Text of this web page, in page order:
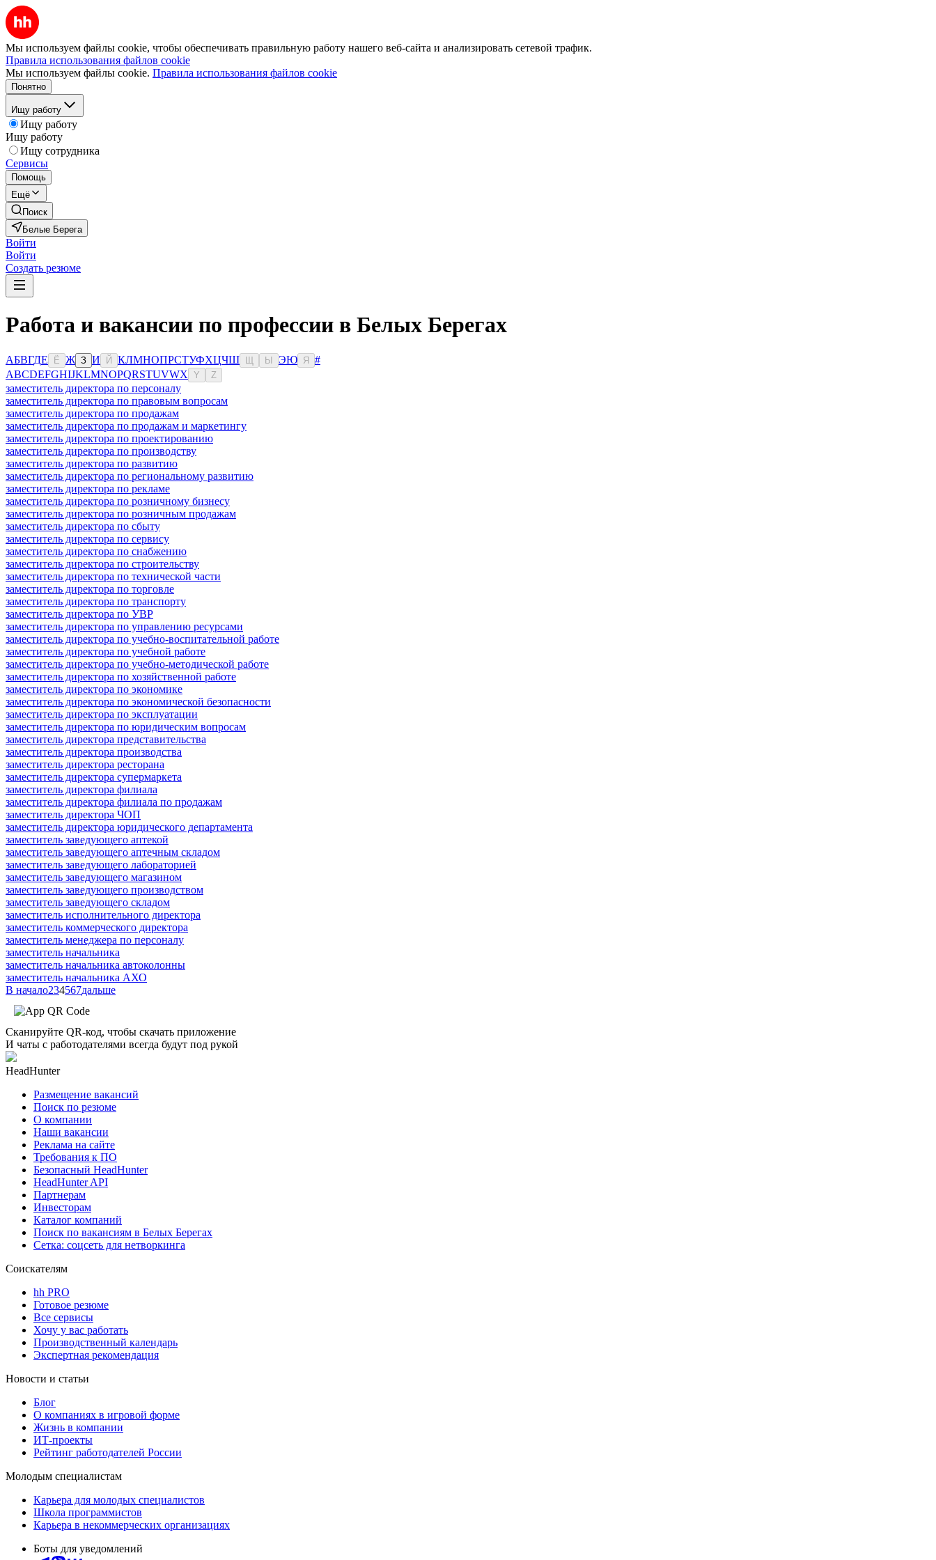
Мы используем файлы cookie, чтобы обеспечивать правильную работу нашего веб-сайта и анализировать сетевой трафик.
Правила использования файлов cookie
Мы используем файлы cookie. Правила использования файлов cookie
Понятно
Ищу работу
Ищу работу
Ищу работу
Ищу сотрудника
Сервисы
Помощь
Ещё
Поиск
Белые Берега
Войти
Войти
Создать резюме
Работа и вакансии по профессии в Белых Берегах
АБВГДЕ Ё Ж З И Й КЛМНОПРСТУФХЦЧШ Ы ЭЮ Я
#
ABCDEFGHIJKLMNOPQRSTUVWX Y Z
заместитель директора по персоналу
заместитель директора по правовым вопросам
заместитель директора по продажам
заместитель директора по продажам и маркетингу
заместитель директора по проектированию
заместитель директора по производству
заместитель директора по развитию
заместитель директора по региональному развитию
заместитель директора по рекламе
заместитель директора по розничному бизнесу
заместитель директора по розничным продажам
заместитель директора по сбыту
заместитель директора по сервису
заместитель директора по снабжению
заместитель директора по строительству
заместитель директора по технической части
заместитель директора по торговле
заместитель директора по транспорту
заместитель директора по УВР
заместитель директора по управлению ресурсами
заместитель директора по учебно-воспитательной работе
заместитель директора по учебной работе
заместитель директора по учебно-методической работе
заместитель директора по хозяйственной работе
заместитель директора по экономике
заместитель директора по экономической безопасности
заместитель директора по эксплуатации
заместитель директора по юридическим вопросам
заместитель директора представительства
заместитель директора производства
заместитель директора ресторана
заместитель директора супермаркета
заместитель директора филиала
заместитель директора филиала по продажам
заместитель директора ЧОП
заместитель директора юридического департамента
заместитель заведующего аптекой
заместитель заведующего аптечным складом
заместитель заведующего лабораторией
заместитель заведующего магазином
заместитель заведующего производством
заместитель заведующего складом
заместитель исполнительного директора
заместитель коммерческого директора
заместитель менеджера по персоналу
заместитель начальника
заместитель начальника автоколонны
заместитель начальника АХО
В начало234567дальше
Сканируйте QR-код, чтобы скачать приложение
И чаты с работодателями всегда будут под рукой
HeadHunter
Размещение вакансий
Поиск по резюме
О компании
Наши вакансии
Реклама на сайте
Требования к ПО
Безопасный HeadHunter
HeadHunter API
Партнерам
Инвесторам
Каталог компаний
Поиск по вакансиям в Белых Берегах
Сетка: соцсеть для нетворкинга
Соискателям
hh PRO
Готовое резюме
Все сервисы
Хочу у вас работать
Производственный календарь
Экспертная рекомендация
Новости и статьи
Блог
О компаниях в игровой форме
Жизнь в компании
ИТ-проекты
Рейтинг работодателей России
Молодым специалистам
Карьера для молодых специалистов
Школа программистов
Карьера в некоммерческих организациях
Боты для уведомлений